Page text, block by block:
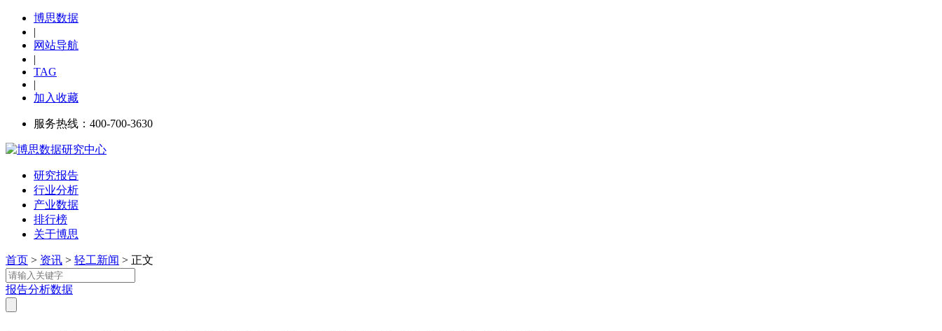
博思数据
|
网站导航
|
TAG
|
加入收藏
服务热线：400-700-3630
研究报告
行业分析
产业数据
排行榜
关于博思
首页 > 资讯 > 轻工新闻 > 正文
报告分析数据